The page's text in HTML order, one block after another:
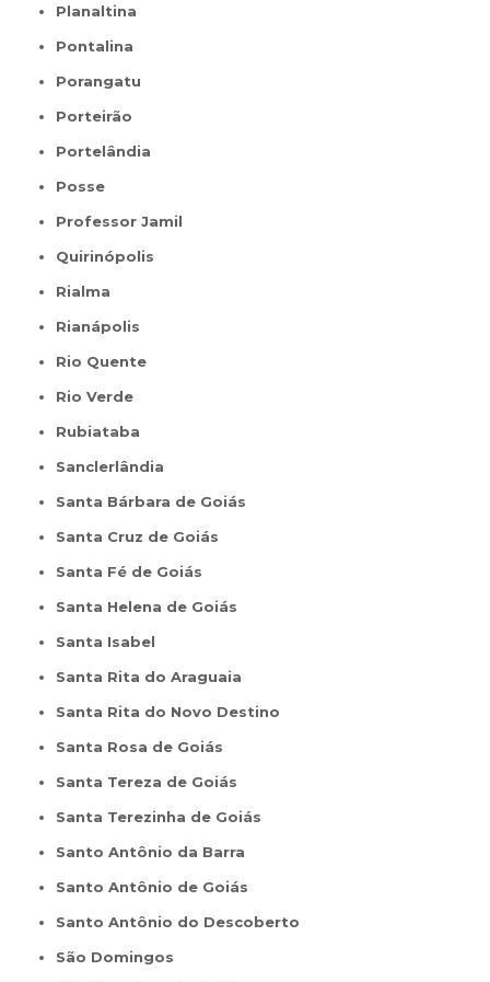
Planaltina
Pontalina
Porangatu
Porteirão
Portelândia
Posse
Professor Jamil
Quirinópolis
Rialma
Rianápolis
Rio Quente
Rio Verde
Rubiataba
Sanclerlândia
Santa Bárbara de Goiás
Santa Cruz de Goiás
Santa Fé de Goiás
Santa Helena de Goiás
Santa Isabel
Santa Rita do Araguaia
Santa Rita do Novo Destino
Santa Rosa de Goiás
Santa Tereza de Goiás
Santa Terezinha de Goiás
Santo Antônio da Barra
Santo Antônio de Goiás
Santo Antônio do Descoberto
São Domingos